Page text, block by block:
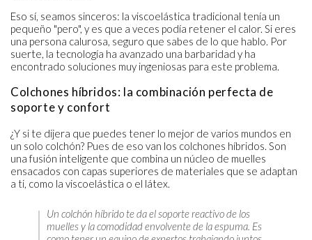
Eso sí, seamos sinceros: la viscoelástica tradicional tenía un
pequeño "pero", y es que a veces podía retener el calor. Si eres
una persona calurosa, seguro que sabes de lo que hablo. Por
suerte, la tecnología ha avanzado una barbaridad y ha
encontrado soluciones muy ingeniosas para este problema.
Colchones híbridos: la combinación perfecta de
soporte y confort
¿Y si te dijera que puedes tener lo mejor de varios mundos en
un solo colchón? Pues de eso van los colchones híbridos. Son
una fusión inteligente que combina un núcleo de muelles
ensacados con capas superiores de materiales que se adaptan
a ti, como la viscoelástica o el látex.
Un colchón híbrido te da el soporte reactivo de los
muelles y la comodidad envolvente de la espuma. Es